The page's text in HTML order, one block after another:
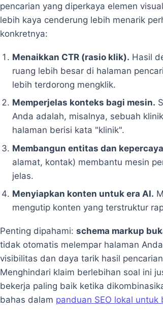
pencarian yang diperkaya elemen
lebih kaya cenderung lebih menarik
konkretnya:
Menaikkan CTR (rasio klik). Hasil
ruang lebih besar di halaman
lebih terdorong mengklik.
Memperjelas konteks bagi mesin.
Anda adalah, misalnya, sebuah
halaman berisi kata "klinik".
Membangun entitas dan
alamat, kontak) membantu mesin
jelas.
Menyiapkan konten untuk era AI.
mengutip konten yang terstruktur
Penting dipahami: schema markup
tidak otomatis melempar halaman
visibilitas dan daya tarik hasil
Menghindari klaim berlebihan soal ini
bekerja paling baik ketika
bahas dalam panduan SEO lokal untuk